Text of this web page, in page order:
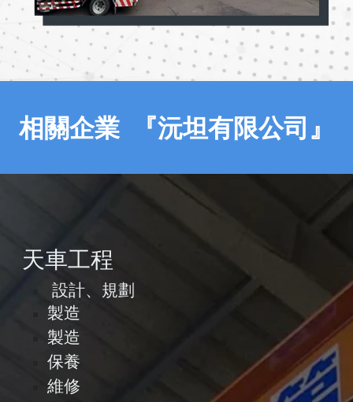
相關企業 『沅坦有限公司』
天車工程
設計、規劃
製造
製造
保養
維修